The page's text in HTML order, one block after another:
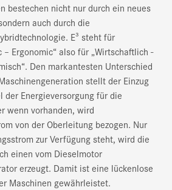
bestechen nicht nur durch ein neues
auch durch die
E³ steht für
– Ergonomic“ also für „Wirtschaftlich -
Den markantesten Unterschied
stellt der Einzug
Energieversorgung für die
wenn vorhanden, wird
von der Oberleitung bezogen. Nur
zur Verfügung steht, wird die
einen vom Dieselmotor
erzeugt. Damit ist eine lückenlose
Maschinen gewährleistet.